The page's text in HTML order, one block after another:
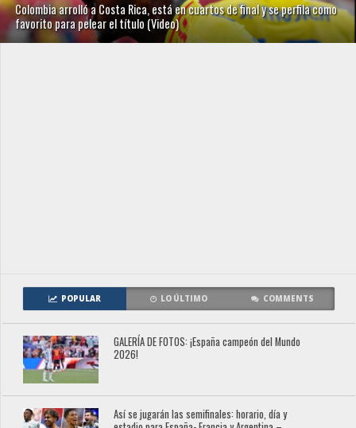
Colombia arrolló a Costa Rica, está en cuartos de final y se perfila como
favorito para pelear el título (Video)
POPULAR LO ÚLTIMO COMMENTS
GALERÍA DE FOTOS: ¡España campeón del Mundo
2026!
Así se jugarán las semifinales: horario, día y